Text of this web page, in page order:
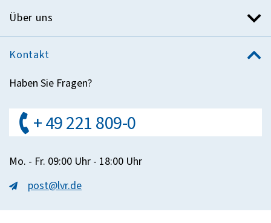
Über uns
Kontakt
Haben Sie Fragen?
+ 49 221 809-0
Mo. - Fr. 09:00 Uhr - 18:00 Uhr
post@lvr.de